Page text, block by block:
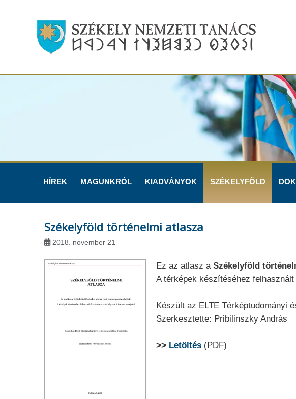
HÍREK MAGUNKRÓL KIADVÁNYOK SZÉKELYFÖLD
Székelyföld történelmi atlasza
2018. november 21
Ez az atlasz a Székelyföld
A térképek készítéséhez
Készült az ELTE Térképtudományi
Szerkesztette: Pribilinszky András
>> Letöltés (PDF)